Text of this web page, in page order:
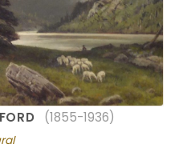
(1855-1936)